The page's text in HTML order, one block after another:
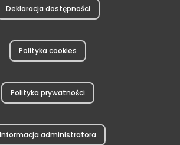
Deklaracja dostępności
Polityka cookies
Polityka prywatności
Informacja administratora